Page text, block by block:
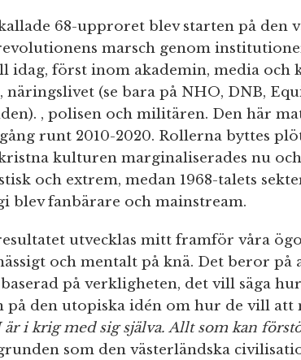
68-upproret blev starten på den
marsch genom
idag, först inom akademin, media och
näringslivet (se bara på NHO, DNB,
, polisen och militären. Den här
runt 2010-2020. Rollerna byttes
kulturen marginaliserades nu
och extrem, medan 1968-talets
blev fanbärare och mainstream.
utvecklas mitt framför våra
och mentalt på knä. Det beror på
på verkligheten, det vill säga
på den utopiska idén om hur de vill att
är i krig med sig själva. Allt som kan
som den västerländska